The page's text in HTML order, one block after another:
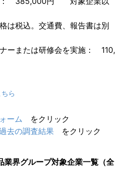
は税込。交通費、報告書は別
または研修会を実施： 110,
ら
ーム をクリック
去の調査結果 をクリック
界グループ対象企業一覧（全